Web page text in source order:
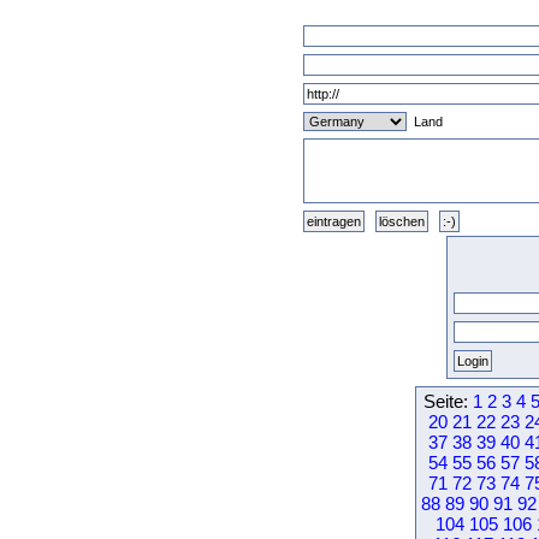
Land
Seite: 1 2 3 4 5
20 21 22 23
37 38 39 40
54 55 56 57
71 72 73 74
88 89 90 91 92
104 105 106